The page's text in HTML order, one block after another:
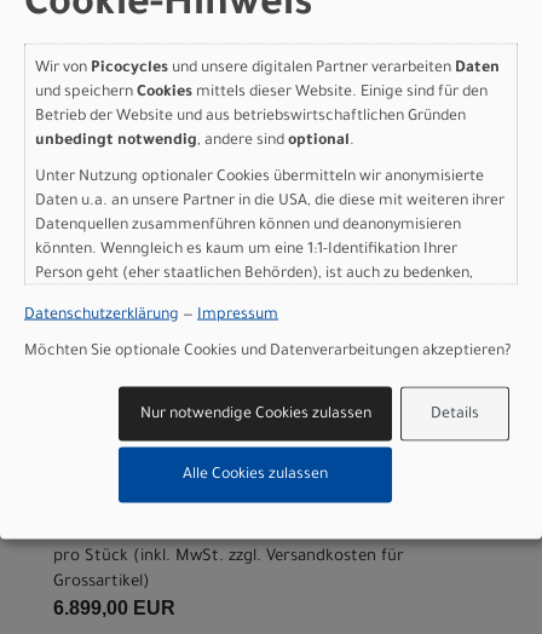
Varianten
Specialized Turbo Vado 3
X 5.0 GLOSS STALLION
METALLIC / SUNSET
Modelljahr 2027
Lieferbar in ca. 5-8 Werktagen
Art.Nr. 91627-3303
Farbe: GLOSS STALLION METALLIC / SUNSET YELLOW
pro Stück (inkl. MwSt. zzgl. Versandkosten für
Grossartikel)
6.899,00 EUR
Wir von Picocycles und unsere digitalen Partner verarbeiten Daten
und speichern Cookies mittels dieser Website. Einige sind für den
Betrieb der Website und aus betriebswirtschaftlichen Gründen
unbedingt notwendig, andere sind optional.
Unter Nutzung optionaler Cookies übermitteln wir anonymisierte
Daten u.a. an unsere Partner in die USA, die diese mit weiteren ihrer
Datenquellen zusammenführen können und deanonymisieren
könnten. Wenngleich es kaum um eine 1:1-Identifikation Ihrer
Person geht (eher staatlichen Behörden), ist auch zu bedenken,
sind wie bei uns in der Europäischen Union.
Datenschutzerklärung — Impressum
Möchten Sie optionale Cookies und Datenverarbeitungen akzeptieren?
Details
Nur notwendige Cookies zulassen
Alle Cookies zulassen